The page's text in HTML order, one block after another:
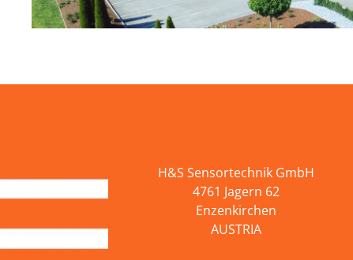
H&S Sensortechnik GmbH
4761 Jagern 62
Enzenkirchen
AUSTRIA